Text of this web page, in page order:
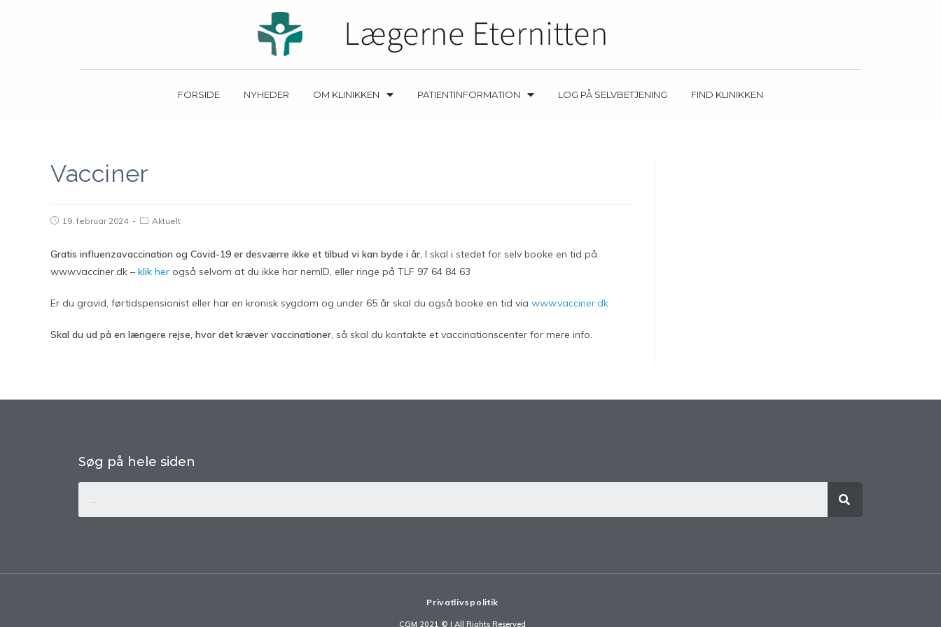
FORSIDE NYHEDER OM KLINIKKEN PATIENTINFORMATION LOG PÅ SELVBETJENING FIND KLINIKKEN
Vacciner
19. februar 2024 Aktuelt
Gratis influenzavaccination og Covid-19 er desværre ikke et tilbud vi kan byde i år, I skal i stedet for selv booke en tid på
www.vacciner.dk – klik her også selvom at du ikke har nemID, eller ringe på TLF 97 64 84 63
Er du gravid, førtidspensionist eller har en kronisk sygdom og under 65 år skal du også booke en tid via www.vacciner.dk
Skal du ud på en længere rejse, hvor det kræver vaccinationer, så skal du kontakte et vaccinationscenter for mere info.
Søg på hele siden
Privatlivspolitik
CGM 2021 ©​ | All Rights Reserved